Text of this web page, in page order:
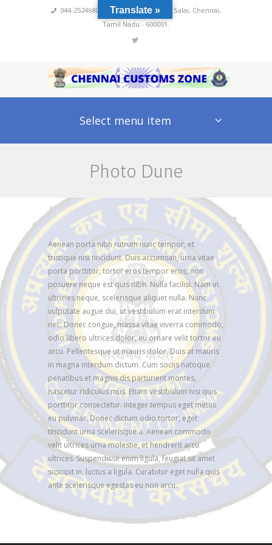
044-25246800,4222,
No 60, Rajaji Salai, Chennai,
Tamil Nadu - 600001.
Select menu item
Photo Dune
Aenean porta nibh rutrum nunc tempor, et
tristique nisi tincidunt. Duis accumsan, urna vitae
porta porttitor, tortor eros tempor eros, non
posuere neque est quis nibh. Nulla facilisi. Nam in
ultricies neque, scelerisque aliquet nulla. Nunc
vulputate augue dui, ut vestibulum erat interdum
nec. Donec congue, massa vitae viverra commodo,
odio libero ultrices dolor, eu ornare velit tortor eu
arcu. Pellentesque ut mauris dolor. Duis at mauris
in magna interdum dictum. Cum sociis natoque
penatibus et magnis dis parturient montes,
nascetur ridiculus mus. Etiam vestibulum nisi quis
porttitor consectetur. Integer tempus eget metus
eu pulvinar. Donec dictum odio tortor, eget
tincidunt urna scelerisque a. Aenean commodo
velit ultrices urna molestie, et hendrerit arcu
ultrices. Suspendisse enim ligula, feugiat sit amet
suscipit in, luctus a ligula. Curabitur eget nulla quis
ante scelerisque egestas eu non arcu.
Translate »